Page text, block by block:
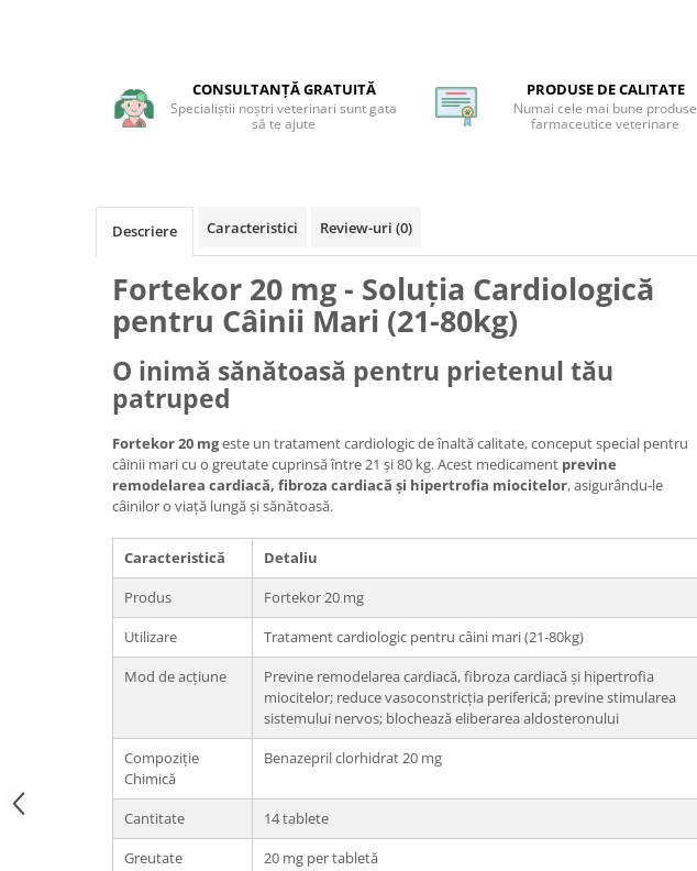
CONSULTANȚĂ GRATUITĂ
Specialiștii noștri veterinari sunt gata
să te ajute
PRODUSE DE CALITATE
Numai cele mai bune produse
farmaceutice veterinare
Descriere Caracteristici Review-uri (0)
Fortekor 20 mg - Soluția Cardiologică
pentru Câinii Mari (21-80kg)
O inimă sănătoasă pentru prietenul tău
patruped
Fortekor 20 mgeste un tratament cardiologic de înaltă calitate, conceput special pentru
câinii mari cu o greutate cuprinsă între 21 și 80 kg. Acest medicament previne
remodelarea cardiacă, fibroza cardiacă și hipertrofia miocitelor, asigurându-le
câinilor o viață lungă și sănătoasă.
Caracteristică
Detaliu
Produs
Fortekor 20 mg
Utilizare
Tratament cardiologic pentru câini mari (21-80kg)
Mod de acțiune
Previne remodelarea cardiacă, fibroza cardiacă și hipertrofia
miocitelor; reduce vasoconstricția periferică; previne stimularea
sistemului nervos; blochează eliberarea aldosteronului
Compoziție
Chimică
Benazepril clorhidrat 20 mg
Cantitate
14 tablete
Greutate
20 mg per tabletă